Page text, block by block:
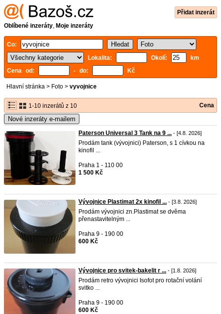
Přidat inzerát
Oblíbené inzeráty, Moje inzeráty
Co:
Lokalita:
Okolí:
km
Cena od:
- do: Kč
Hlavní stránka > Foto > vyvojnice
1-10 inzerátů z 10 Cena
Nové inzeráty e-mailem
Paterson Universal 3 Tank na 9 ... - [4.8. 2026]
Prodám tank (vývojnici) Paterson, s 1 cívkou na
kinofil ...
Praha 1 - 110 00
1 500 Kč
Vývojnice Plastimat 2x kinofil ... - [3.8. 2026]
Prodám vývojnici zn.Plastimat se dvěma
přenastavitelným ...
Praha 9 - 190 00
600 Kč
Vývojnice pro svitek-bakelit r ... - [1.8. 2026]
Prodám retro vývojnici Isofot pro rotační volání
svitko ...
Praha 9 - 190 00
600 Kč